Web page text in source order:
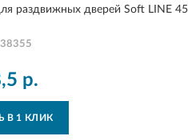
раздвижных дверей Soft LINE
38355
р.
В 1 КЛИК